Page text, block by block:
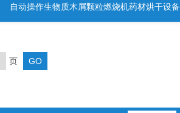
自动操作生物质木屑颗粒燃烧机药材烘干设备
页